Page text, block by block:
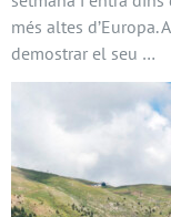
més altes d’Europa.
demostrar el seu …